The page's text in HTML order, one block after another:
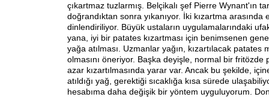
çıkartmaz tuzlarmış. Belçikalı şef Pierre Wynant'ın
doğrandıktan sonra yıkanıyor. İki kızartma arasında
dinlendiriliyor. Büyük ustaların uygulamalarındaki
yana, iyi bir patates kızartması için benimsenen
yağa atılması. Uzmanlar yağın, kızartılacak patates
olmasını öneriyor. Başka deyişle, normal bir fritözde
azar kızartılmasında yarar var. Ancak bu şekilde,
atıldığı yağ, gerektiği sıcaklığa kısa sürede
hesabıma daha değişik bir yöntem uyguluyorum.